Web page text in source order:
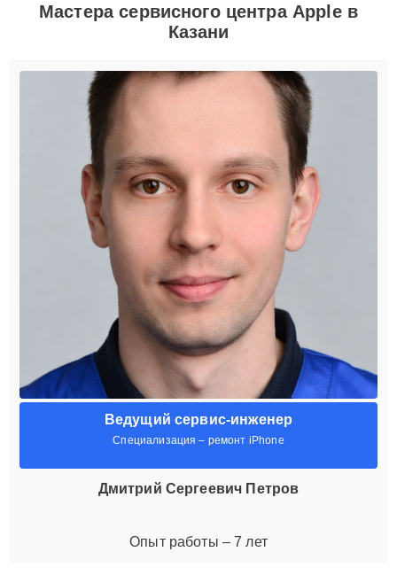
Мастера сервисного центра Apple в
Казани
Ведущий сервис-инженер
Специализация – ремонт iPhone
Дмитрий Сергеевич Петров
Опыт работы – 7 лет